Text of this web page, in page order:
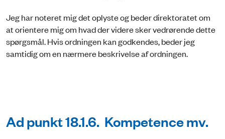
Jeg har noteret mig det oplyste og beder direktoratet om
at orientere mig om hvad der videre sker vedrørende dette
spørgsmål. Hvis ordningen kan godkendes, beder jeg
samtidig om en nærmere beskrivelse af ordningen.
Ad punkt 18.1.6. Kompetence mv.